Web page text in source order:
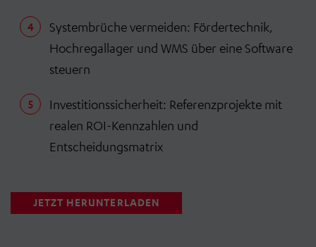
Systembrüche vermeiden: Fördertechnik,
Hochregallager und WMS über eine Software
steuern
Investitionssicherheit: Referenzprojekte mit
realen ROI-Kennzahlen und
Entscheidungsmatrix
JETZT HERUNTERLADEN